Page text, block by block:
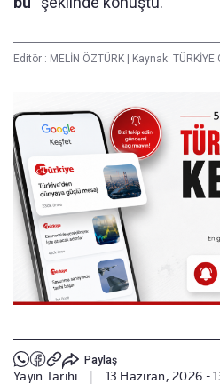
Editör : MELİN ÖZTÜRK Kaynak: TÜRKİYE
Paylaş
Yayın Tarihi | 13 Haziran, 2026 -